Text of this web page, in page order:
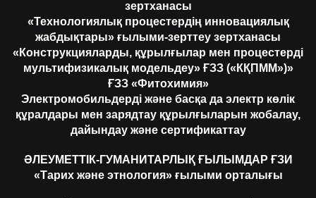
зертханасы
«Технологиялық процестердің инновациялық
жабдықтары» ғылыми-зерттеу зертханасы
«Конструкцияларды, құрылғылар мен процестерді
мультифизикалық модельдеу» ҒЗЗ («КҚПММ»)»
ҒЗЗ «Фитохимия»
Электромобильдерді және басқа да электр көлік
құралдары мен зарядтау құрылғыларын жобалау,
дайындау және сертификаттау
ӘЛЕУМЕТТІК-ГУМАНИТАРЛЫҚ ҒЫЛЫМДАР ҒЗИ
«Тарих және этнология» ғылыми орталығы